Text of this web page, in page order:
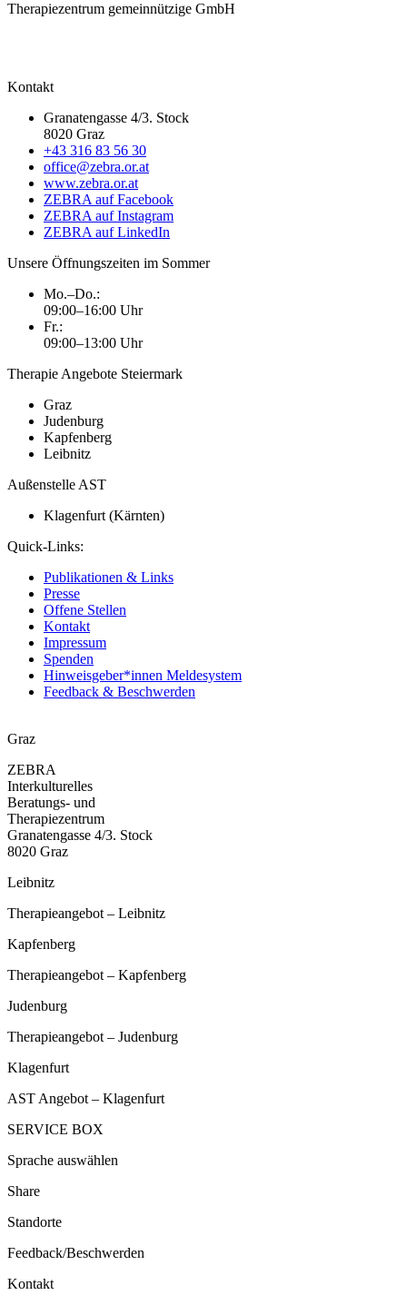
Therapiezentrum gemeinnützige GmbH
Kontakt
Granatengasse 4/3. Stock
8020 Graz
+43 316 83 56 30
office@zebra.or.at
www.zebra.or.at
ZEBRA auf Facebook
ZEBRA auf Instagram
ZEBRA auf LinkedIn
Unsere Öffnungszeiten im Sommer
Mo.–Do.:
09:00–16:00 Uhr
Fr.:
09:00–13:00 Uhr
Therapie Angebote Steiermark
Graz
Judenburg
Kapfenberg
Leibnitz
Außenstelle AST
Klagenfurt (Kärnten)
Quick-Links:
Publikationen & Links
Presse
Offene Stellen
Kontakt
Impressum
Spenden
Hinweisgeber*innen Meldesystem
Feedback & Beschwerden
Graz
ZEBRA
Interkulturelles
Beratungs- und
Therapiezentrum
Granatengasse 4/3. Stock
8020 Graz
Leibnitz
Therapieangebot – Leibnitz
Kapfenberg
Therapieangebot – Kapfenberg
Judenburg
Therapieangebot – Judenburg
Klagenfurt
AST Angebot – Klagenfurt
SERVICE BOX
Sprache auswählen
Share
Standorte
Feedback/Beschwerden
Kontakt